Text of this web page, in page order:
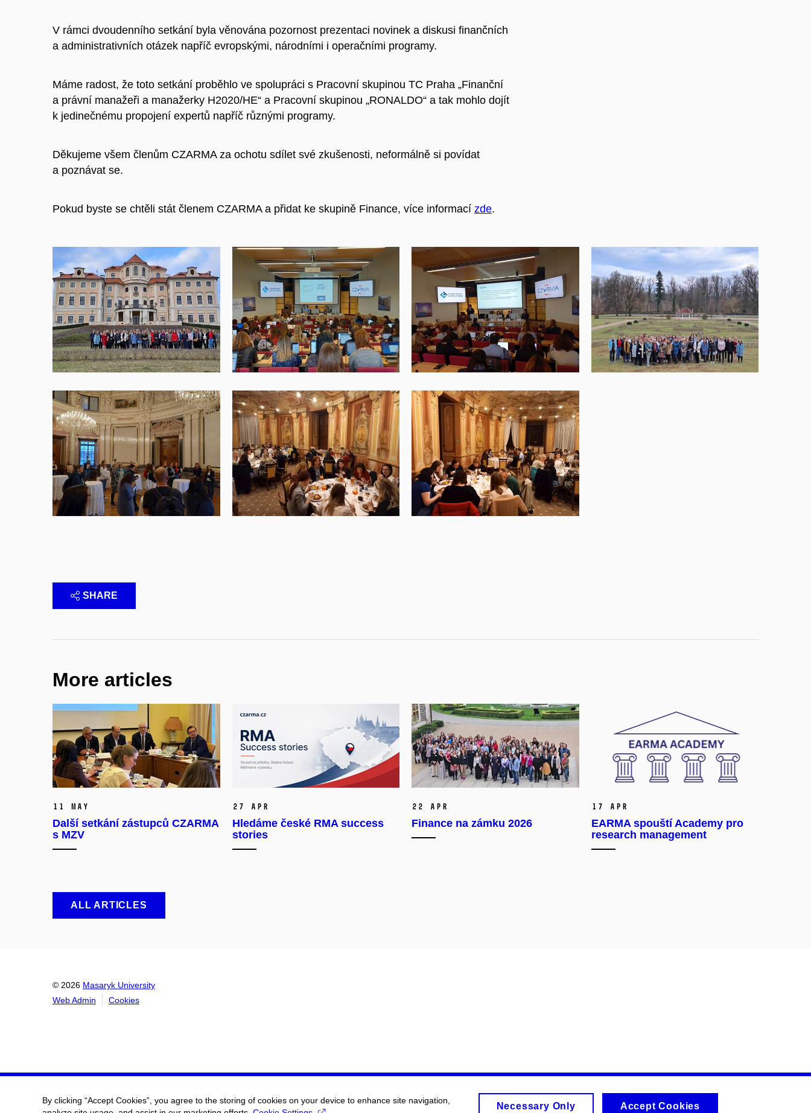
V rámci dvoudenního setkání byla věnována pozornost prezentaci novinek a diskusi finančních
a administrativních otázek napříč evropskými, národními i operačními programy.
Máme radost, že toto setkání proběhlo ve spolupráci s Pracovní skupinou TC Praha „Finanční
a právní manažeři a manažerky H2020/HE“ a Pracovní skupinou „RONALDO“ a tak mohlo dojít
k jedinečnému propojení expertů napříč různými programy.
Děkujeme všem členům CZARMA za ochotu sdílet své zkušenosti, neformálně si povídat
a poznávat se.
Pokud byste se chtěli stát členem CZARMA a přidat ke skupině Finance, více informací zde.
SHARE
More articles
11 May
Další setkání zástupců CZARMA
s MZV
27 Apr
Hledáme české RMA success
stories
22 Apr
Finance na zámku 2026
17 Apr
EARMA spouští Academy pro
research management
ALL ARTICLES
© 2026 Masaryk University
Web Admin
Cookies
By clicking “Accept Cookies”, you agree to the storing of cookies on your device to enhance site navigation,
Necessary Only Accept Cookies